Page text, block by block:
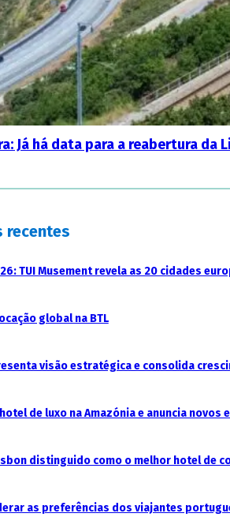
Já há data para a reabertura da
recentes
TUI Musement revela as 20 cidades
global na BTL
visão estratégica e consolida
de luxo na Amazónia e anuncia
distinguido como o melhor hotel de
as preferências dos viajantes